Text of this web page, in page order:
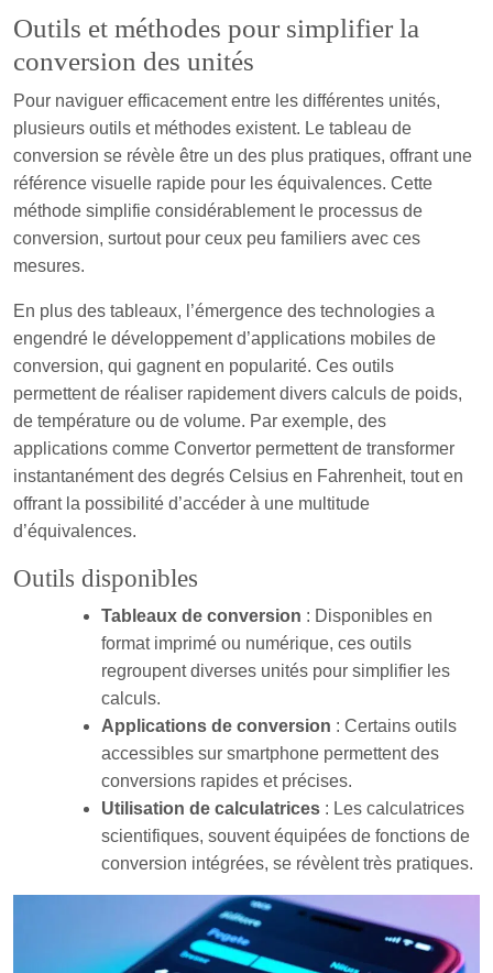
Outils et méthodes pour simplifier la
conversion des unités
Pour naviguer efficacement entre les différentes unités,
plusieurs outils et méthodes existent. Le tableau de
conversion se révèle être un des plus pratiques, offrant une
référence visuelle rapide pour les équivalences. Cette
méthode simplifie considérablement le processus de
conversion, surtout pour ceux peu familiers avec ces
mesures.
En plus des tableaux, l’émergence des technologies a
engendré le développement d’applications mobiles de
conversion, qui gagnent en popularité. Ces outils
permettent de réaliser rapidement divers calculs de poids,
de température ou de volume. Par exemple, des
applications comme Convertor permettent de transformer
instantanément des degrés Celsius en Fahrenheit, tout en
offrant la possibilité d’accéder à une multitude
d’équivalences.
Outils disponibles
Tableaux de conversion : Disponibles en
format imprimé ou numérique, ces outils
regroupent diverses unités pour simplifier les
calculs.
Applications de conversion : Certains outils
accessibles sur smartphone permettent des
conversions rapides et précises.
Utilisation de calculatrices : Les calculatrices
scientifiques, souvent équipées de fonctions de
conversion intégrées, se révèlent très pratiques.